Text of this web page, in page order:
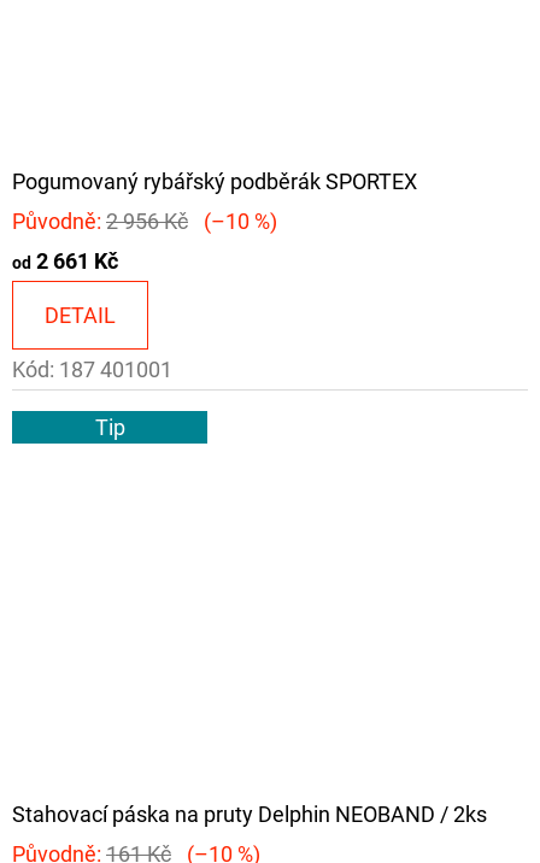
Pogumovaný rybářský podběrák SPORTEX
Původně: 2 956 Kč (–10 %)
od 2 661 Kč
DETAIL
Kód: 187 401001
Tip
Stahovací páska na pruty Delphin NEOBAND / 2ks
Původně: 161 Kč
(–10 %)